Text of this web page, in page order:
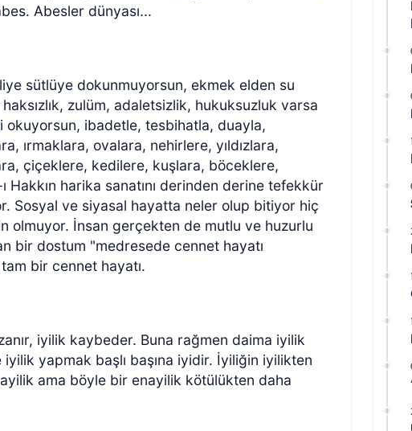
Abesler dünyası...
sütlüye dokunmuyorsun, ekmek elden su
zulüm, adaletsizlik, hukuksuzluk varsa
ibadetle, tesbihatla, duayla,
ırmaklara, ovalara, nehirlere, yıldızlara,
çiçeklere, kedilere, kuşlara, böceklere,
harika sanatını derinden derine tefekkür
Sosyal ve siyasal hayatta neler olup bitiyor hiç
olmuyor. İnsan gerçekten de mutlu ve huzurlu
bir dostum "medresede cennet hayatı
bir cennet hayatı.
iyilik kaybeder. Buna rağmen daima iyilik
yapmak başlı başına iyidir. İyiliğin iyilikten
ama böyle bir enayilik kötülükten daha